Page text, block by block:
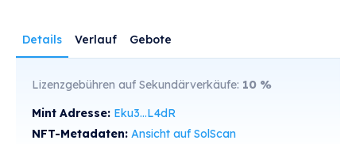
Details Verlauf Gebote
Lizenzgebühren auf Sekundärverkäufe: 10 %
Mint Adresse: Eku3...L4dR
NFT-Metadaten: Ansicht auf SolScan